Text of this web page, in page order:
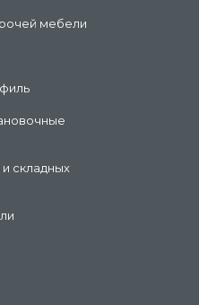
мебели
складных